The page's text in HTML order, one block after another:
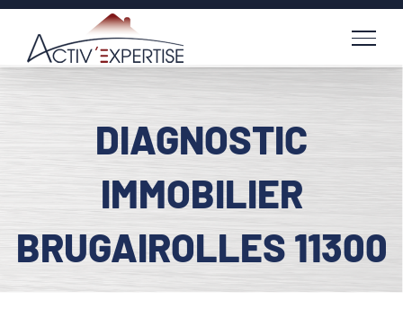
Passer
contenu
DIAGNOSTIC
IMMOBILIER
BRUGAIROLLES 11300